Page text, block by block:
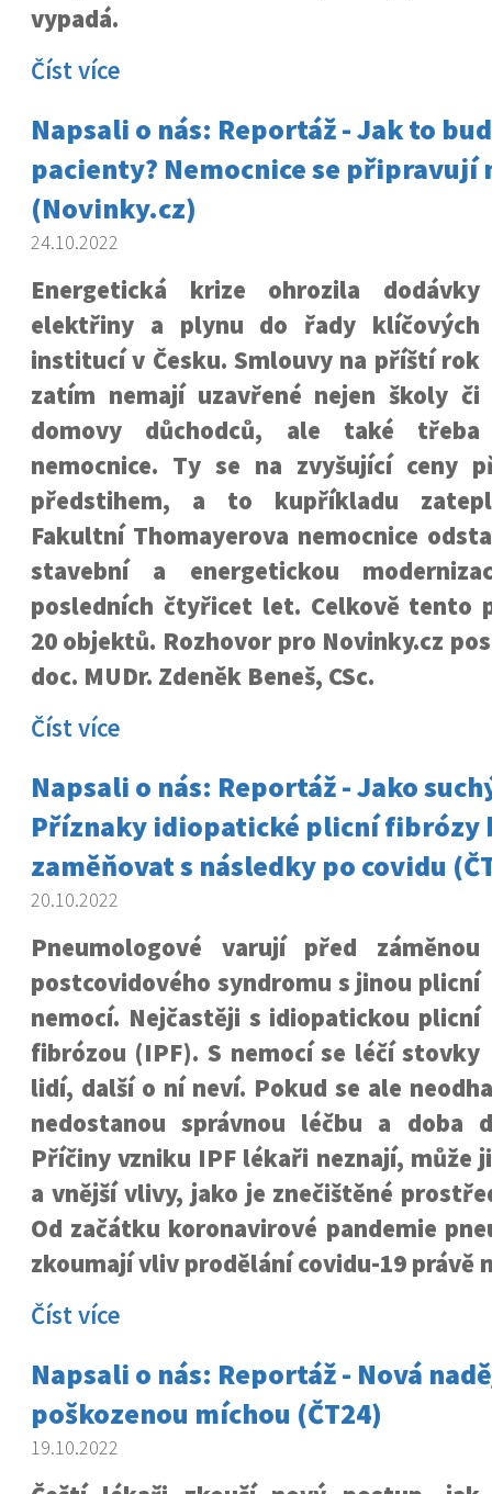
vypadá.
Číst více
Napsali o nás: Reportáž - Jak to
pacienty? Nemocnice se připravují
(Novinky.cz)
24.10.2022
Energetická krize ohrozila dodávky
elektřiny a plynu do řady klíčových
institucí v Česku. Smlouvy na příští rok
zatím nemají uzavřené nejen školy či
domovy důchodců, ale také třeba
nemocnice. Ty se na zvyšující ceny
předstihem, a to kupříkladu
Fakultní Thomayerova nemocnice
stavební a energetickou
posledních čtyřicet let. Celkově tento
20 objektů. Rozhovor pro Novinky.cz
doc. MUDr. Zdeněk Beneš, CSc.
Číst více
Napsali o nás: Reportáž - Jako
Příznaky idiopatické plicní fibrózy
zaměňovat s následky po covidu
20.10.2022
Pneumologové varují před záměnou
postcovidového syndromu s jinou plicní
nemocí. Nejčastěji s idiopatickou plicní
fibrózou (IPF). S nemocí se léčí stovky
lidí, další o ní neví. Pokud se ale
nedostanou správnou léčbu a doba
Příčiny vzniku IPF lékaři neznají, může
a vnější vlivy, jako je znečištěné
Od začátku koronavirové pandemie
zkoumají vliv prodělání covidu-19 právě
Číst více
Napsali o nás: Reportáž - Nová
poškozenou míchou (ČT24)
19.10.2022